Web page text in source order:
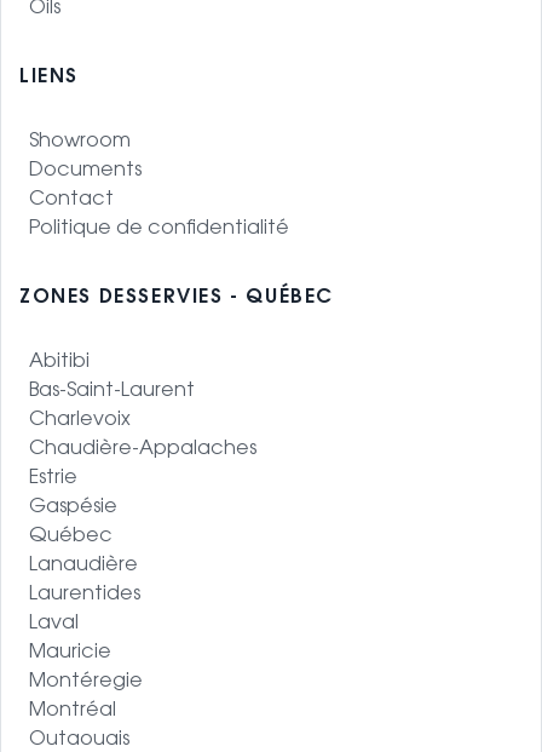
Oils
LIENS
Showroom
Documents
Contact
Politique de confidentialité
ZONES DESSERVIES - QUÉBEC
Abitibi
Bas-Saint-Laurent
Charlevoix
Chaudière-Appalaches
Estrie
Gaspésie
Québec
Lanaudière
Laurentides
Laval
Mauricie
Montéregie
Montréal
Outaouais